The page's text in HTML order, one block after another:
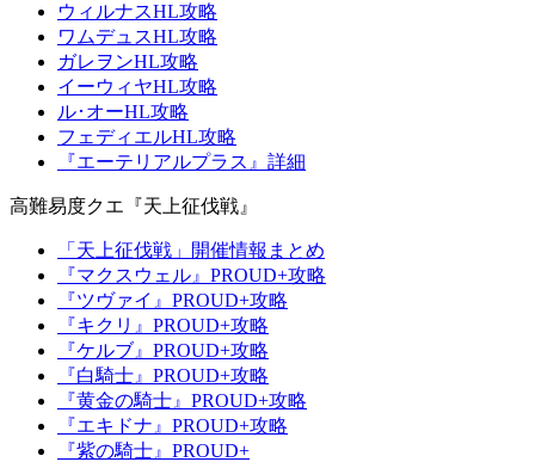
ウィルナスHL攻略
ワムデュスHL攻略
ガレヲンHL攻略
イーウィヤHL攻略
ル･オーHL攻略
フェディエルHL攻略
『エーテリアルプラス』詳細
高難易度クエ『天上征伐戦』
「天上征伐戦」開催情報まとめ
『マクスウェル』PROUD+攻略
『ツヴァイ』PROUD+攻略
『キクリ』PROUD+攻略
『ケルブ』PROUD+攻略
『白騎士』PROUD+攻略
『黄金の騎士』PROUD+攻略
『エキドナ』PROUD+攻略
『紫の騎士』PROUD+